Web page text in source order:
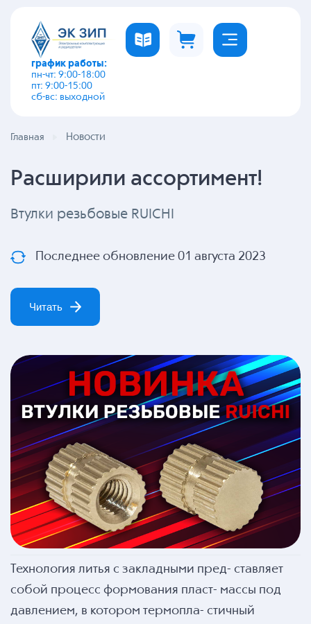
график работы:
пн-чт: 9:00-18:00
пт: 9:00-15:00
сб-вс: выходной
Главная Новости
Расширили ассортимент!
Втулки резьбовые RUICHI
Последнее обновление 01 августа 2023
Читать
Технология литья с закладными пред- ставляет
собой процесс формования пласт- массы под
давлением, в котором термопла- стичный